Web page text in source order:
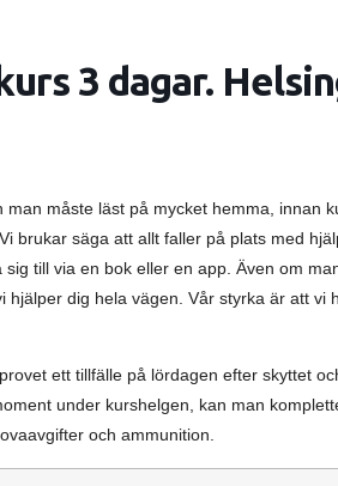
3 dagar.
måste läst på mycket hemma, innan
brukar säga att allt faller på plats med
till via en bok eller en app. Även om
dig hela vägen. Vår styrka är att vi
ett tillfälle på lördagen efter skyttet
under kurshelgen, kan man
och ammunition.